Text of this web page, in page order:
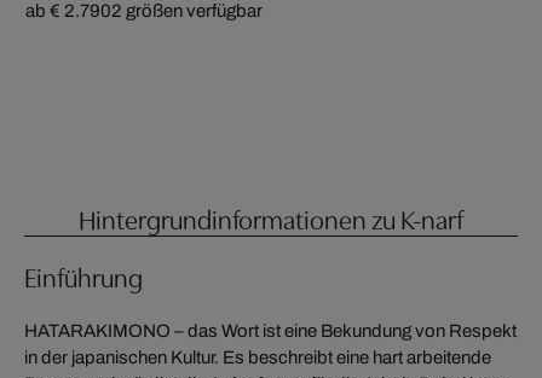
ab € 2.7902 größen verfügbar
Hintergrundinformationen zu K-narf
Einführung
HATARAKIMONO – das Wort ist eine Bekundung von Respekt
in der japanischen Kultur. Es beschreibt eine hart arbeitende